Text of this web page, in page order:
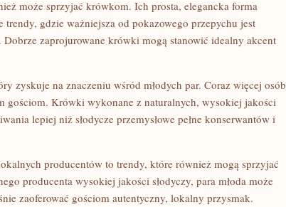
może sprzyjać krówkom. Ich prosta, elegancka forma
trendy, gdzie ważniejsza od pokazowego przepychu jest
Dobrze zaprojurowane krówki mogą stanowić idealny akcent
zyskuje na znaczeniu wśród młodych par. Coraz więcej osób
gościom. Krówki wykonane z naturalnych, wysokiej jakości
lepiej niż słodycze przemysłowe pełne konserwantów i
producentów to trendy, które również mogą sprzyjać
producenta wysokiej jakości słodyczy, para młoda może
zaoferować gościom autentyczny, lokalny przysmak.